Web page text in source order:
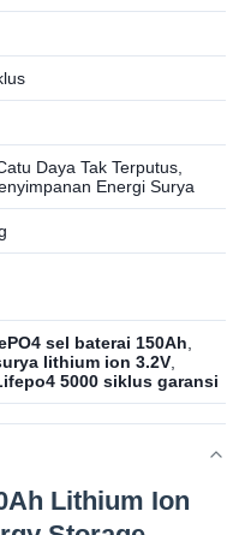
Daya Tak Terputus,
Energi Surya
sel baterai 150Ah
lithium ion 3.2V
5000 siklus garansi
Lithium Ion